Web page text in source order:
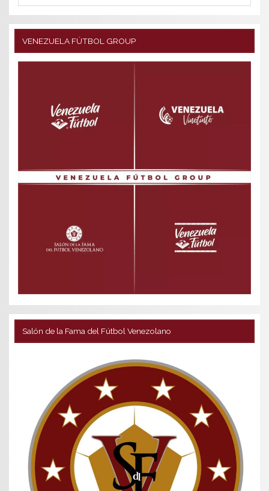
VENEZUELA FÚTBOL GROUP
Salón de la Fama del Fútbol Venezolano